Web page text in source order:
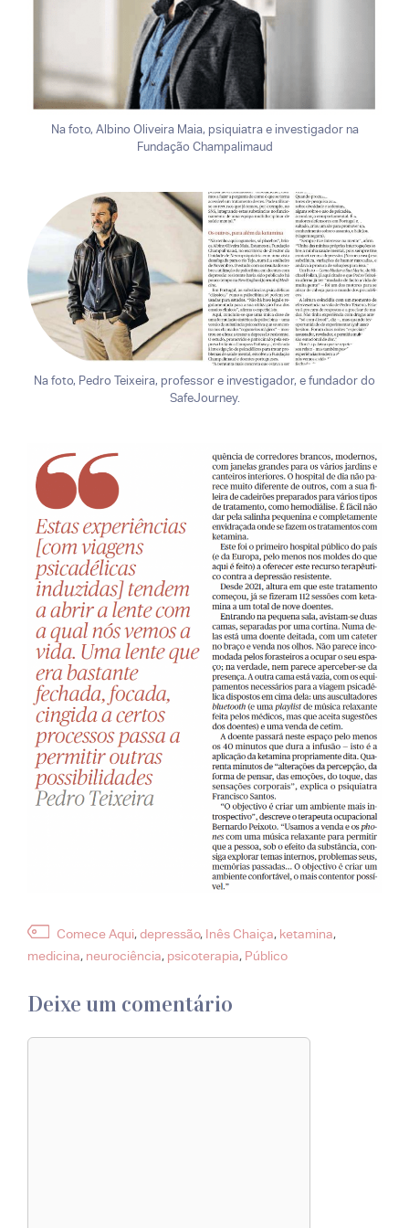
Na foto, Albino Oliveira Maia, psiquiatra e investigador na
Fundação Champalimaud
Na foto, Pedro Teixeira, professor e investigador, e fundador do
SafeJourney.
Etiquetas
Comece Aqui,depressão, Inês Chaiça, ketamina,
medicina, neurociência, psicoterapia, Público
Deixe um comentário